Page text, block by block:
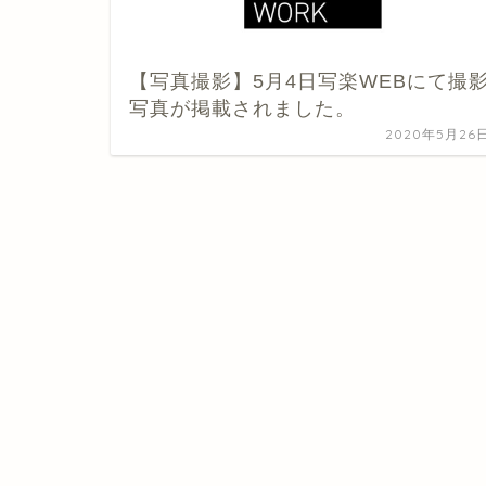
【写真撮影】5月4日写楽WEBにて撮
写真が掲載されました。
2020年5月26